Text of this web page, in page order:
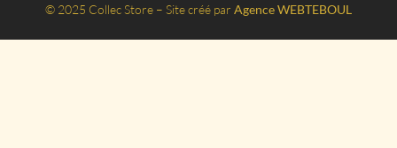
© 2025 Collec Store – Site créé par Agence WEBTEBOUL